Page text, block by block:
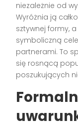
niezależnie od
Wyróżnia ją
sztywnej formy,
symboliczną
partnerami. To
się rosnącą
poszukujących